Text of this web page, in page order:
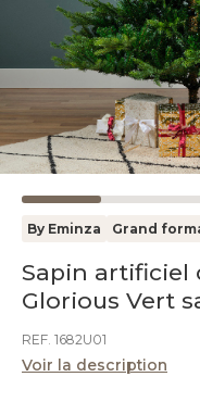
By Eminza Grand
Sapin artificiel
Glorious Vert
REF. 1682U01
Voir la description